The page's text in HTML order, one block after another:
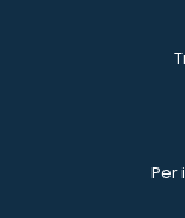
Per